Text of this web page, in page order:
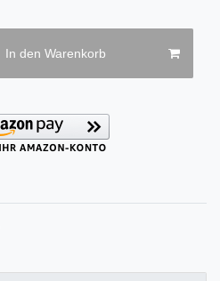
In den Warenkorb